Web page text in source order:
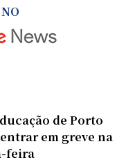
de Porto
em greve na
feira